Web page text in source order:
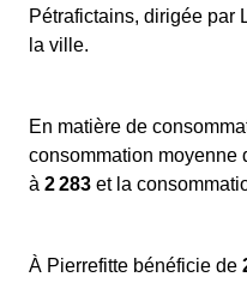
Pétrafictains, dirigée par
la ville.
En matière de
consommation moyenne
à 2 283 et la
À Pierrefitte bénéficie de